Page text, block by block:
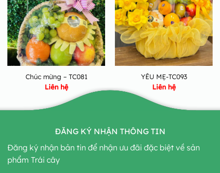
Chúc mừng – TC081
Liên hệ
YÊU MẸ-TC093
Liên hệ
ĐĂNG KÝ NHẬN THÔNG TIN
Đăng ký nhận bản tin để nhận ưu đãi đặc biệt về sản
phẩm Trái cây